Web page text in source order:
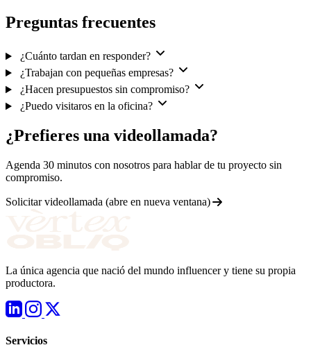
Preguntas frecuentes
¿Cuánto tardan en responder?
¿Trabajan con pequeñas empresas?
¿Hacen presupuestos sin compromiso?
¿Puedo visitaros en la oficina?
¿Prefieres una videollamada?
Agenda 30 minutos con nosotros para hablar de tu proyecto sin
compromiso.
Solicitar videollamada (abre en nueva ventana)
La única agencia que nació del mundo influencer y tiene su propia
productora.
Servicios